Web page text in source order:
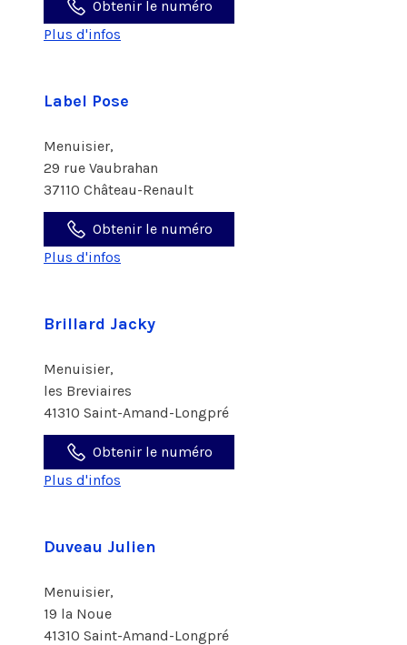
Obtenir le numéro
Plus d'infos
Label Pose
Menuisier,
29 rue Vaubrahan
37110 Château-Renault
Obtenir le numéro
Plus d'infos
Brillard Jacky
Menuisier,
les Breviaires
41310 Saint-Amand-Longpré
Obtenir le numéro
Plus d'infos
Duveau Julien
Menuisier,
19 la Noue
41310 Saint-Amand-Longpré